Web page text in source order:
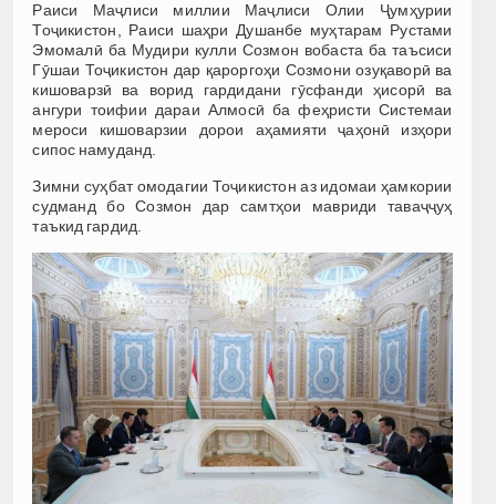
Раиси Маҷлиси миллии Маҷлиси Олии Ҷумҳурии
Тоҷикистон, Раиси шаҳри Душанбе муҳтарам Рустами
Эмомалӣ ба Мудири кулли Созмон вобаста ба таъсиси
Гӯшаи Тоҷикистон дар қароргоҳи Созмони озуқаворӣ ва
кишоварзӣ ва ворид гардидани гӯсфанди ҳисорӣ ва
ангури тоифии дараи Алмосӣ ба феҳристи Системаи
мероси кишоварзии дорои аҳамияти ҷаҳонӣ изҳори
сипос намуданд.
Зимни суҳбат омодагии Тоҷикистон аз идомаи ҳамкории
судманд бо Созмон дар самтҳои мавриди таваҷҷуҳ
таъкид гардид.